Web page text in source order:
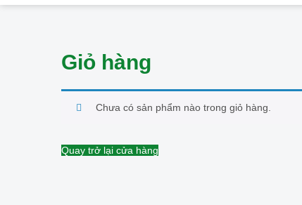
Giỏ hàng
Chưa có sản phẩm nào trong giỏ hàng.
Quay trở lại cửa hàng